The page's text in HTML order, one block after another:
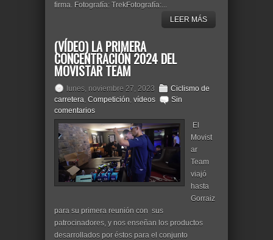
firma. Fotografía: TrekFotografía:...
LEER MÁS
(VÍDEO) LA PRIMERA
CONCENTRACIÓN 2024 DEL
MOVISTAR TEAM
lunes, noviembre 27, 2023
Ciclismo de
carretera, Competición, vídeos
Sin
comentarios
El
Movist
ar
Team
viajó
hasta
Gorraiz
para su primera reunión con sus
patrocinadores, y nos enseñan los productos
desarrollados por éstos para el conjunto